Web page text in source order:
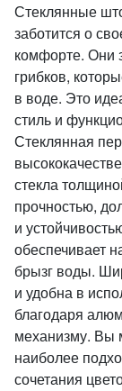
Стеклянные
заботится о
комфорте. Они
грибков,
в воде. Это
стиль и
Стеклянная
стекла
прочностью,
и
обеспечивает
брызг воды.
и удобна в
благодаря
механизму. Вы
наиболее
сочетания